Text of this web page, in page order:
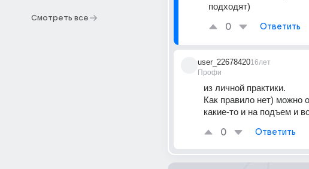
Смотреть все
подходят)
0 Ответить
user_22678420
Профи
16лет
из личной практики.
Как правило нет) можно
какие-то и на подъем и
0 Ответить